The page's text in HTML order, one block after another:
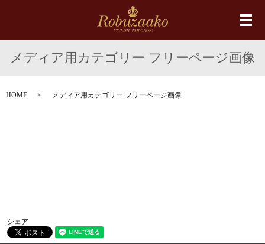
メ
メディア用カテゴリー フリーページ画像
HOME メディア用カテゴリー フリーページ画像
シェア